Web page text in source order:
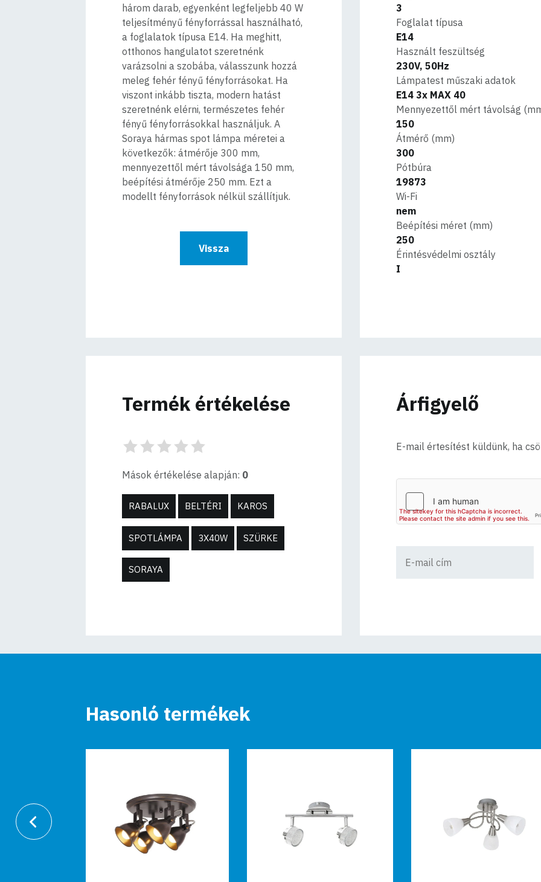
három darab, egyenként legfeljebb 40 W
teljesítményű fényforrással használható,
a foglalatok típusa E14. Ha meghitt,
otthonos hangulatot szeretnénk
varázsolni a szobába, válasszunk hozzá
meleg fehér fényű fényforrásokat. Ha
viszont inkább tiszta, modern hatást
szeretnénk elérni, természetes fehér
fényű fényforrásokkal használjuk. A
Soraya hármas spot lámpa méretei a
következők: átmérője 300 mm,
mennyezettől mért távolsága 150 mm,
beépítési átmérője 250 mm. Ezt a
modellt fényforrások nélkül szállítjuk.
Vissza
3
Foglalat típusa
E14
Használt feszültség
230V, 50Hz
Lámpatest műszaki adatok
E14 3x MAX 40
Mennyezettől mért távolság
150
Átmérő (mm)
300
Pótbúra
19873
Wi-Fi
nem
Beépítési méret (mm)
250
Érintésvédelmi osztály
I
Termék értékelése
Mások értékelése alapján: 0
RABALUX BELTÉRI KAROS
SPOTLÁMPA 3X40W SZÜRKE
SORAYA
Árfigyelő
E-mail értesítést küldünk, ha
Hasonló termékek